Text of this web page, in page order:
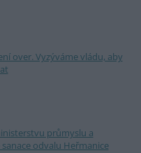
over. Vyzýváme vládu, aby
průmyslu a
odvalu Heřmanice